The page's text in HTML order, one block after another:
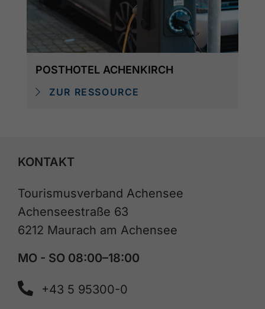
POSTHOTEL ACHENKIRCH
ZUR RESSOURCE
KONTAKT
Tourismusverband Achensee
Achenseestraße 63
6212 Maurach am Achensee
MO - SO 08:00–18:00
+43 5 95300-0